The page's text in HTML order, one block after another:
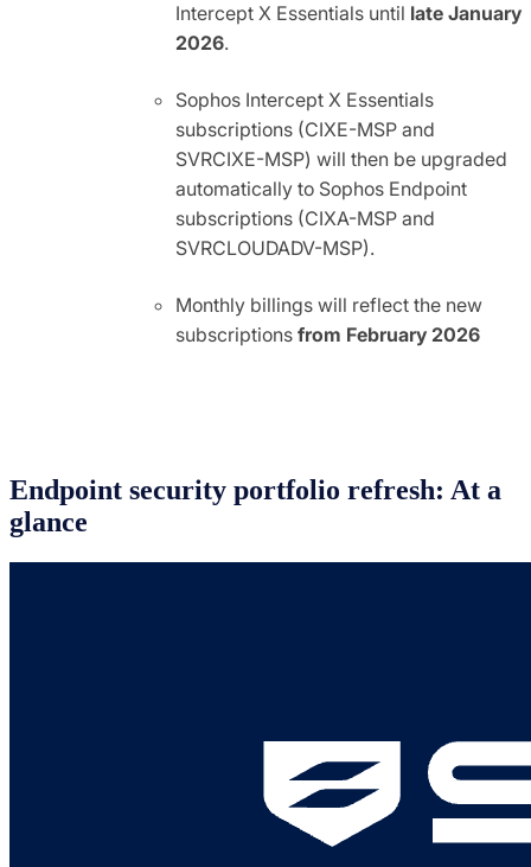
Intercept X Essentials until late January
2026.
Sophos Intercept X Essentials
subscriptions (CIXE-MSP and
SVRCIXE-MSP) will then be upgraded
automatically to Sophos Endpoint
subscriptions (CIXA-MSP and
SVRCLOUDADV-MSP).
Monthly billings will reflect the new
subscriptions from February 2026
Endpoint security portfolio refresh: At a
glance